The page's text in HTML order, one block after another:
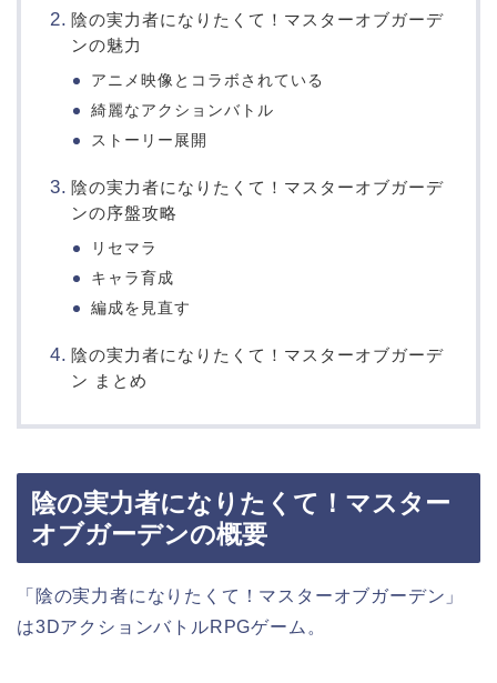
陰の実力者になりたくて！マスターオブガーデ
ンの魅力
アニメ映像とコラボされている
綺麗なアクションバトル
ストーリー展開
陰の実力者になりたくて！マスターオブガーデ
ンの序盤攻略
リセマラ
キャラ育成
編成を見直す
陰の実力者になりたくて！マスターオブガーデ
ン まとめ
陰の実力者になりたくて！マスター
オブガーデンの概要
「陰の実力者になりたくて！マスターオブガーデン」
は3DアクションバトルRPGゲーム。